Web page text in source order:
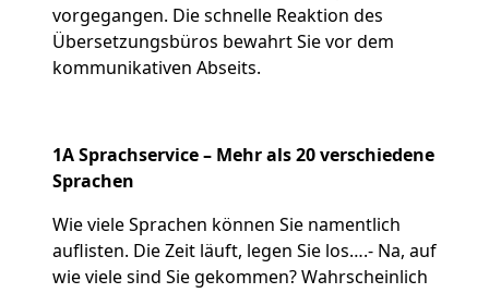
vorgegangen. Die schnelle Reaktion des
Übersetzungsbüros bewahrt Sie vor dem
kommunikativen Abseits.
1A Sprachservice – Mehr als 20 verschiedene
Sprachen
Wie viele Sprachen können Sie namentlich
auflisten. Die Zeit läuft, legen Sie los….- Na, auf
wie viele sind Sie gekommen? Wahrscheinlich